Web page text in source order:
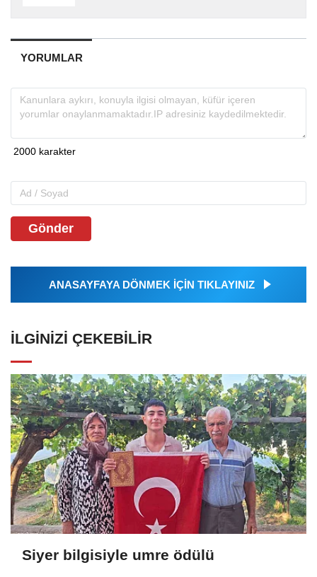
YORUMLAR
Gönder
ANASAYFAYA DÖNMEK İÇİN TIKLAYINIZ
İLGINIZI ÇEKEBILIR
Siyer bilgisiyle umre ödülü